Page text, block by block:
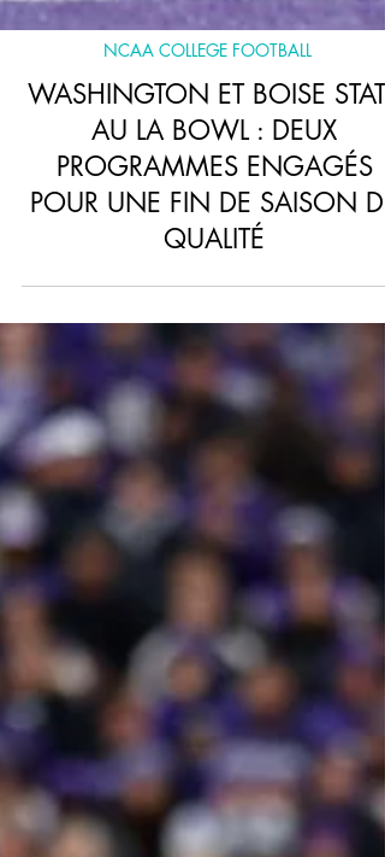
NCAA COLLEGE FOOTBALL
WASHINGTON ET BOISE STATE
AU LA BOWL : DEUX
PROGRAMMES ENGAGÉS
POUR UNE FIN DE SAISON DE
QUALITÉ